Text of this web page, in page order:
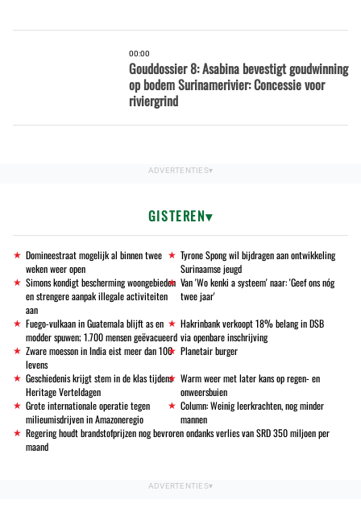
00:00
Gouddossier 8: Asabina bevestigt goudwinning
op bodem Surinamerivier: Concessie voor
riviergrind
GISTEREN
Domineestraat mogelijk al binnen twee
weken weer open
Tyrone Spong wil bijdragen aan ontwikkeling
Surinaamse jeugd
Simons kondigt bescherming woongebieden
en strengere aanpak illegale activiteiten
aan
Van 'Wo kenki a systeem' naar: 'Geef ons nóg
twee jaar'
Fuego-vulkaan in Guatemala blijft as en
modder spuwen; 1.700 mensen geëvacueerd
Hakrinbank verkoopt 18% belang in DSB
via openbare inschrijving
Zware moesson in India eist meer dan 100
levens
Planetair burger
Geschiedenis krijgt stem in de klas tijdens
Heritage Verteldagen
Warm weer met later kans op regen- en
onweersbuien
Grote internationale operatie tegen
milieumisdrijven in Amazoneregio
Column: Weinig leerkrachten, nog minder
mannen
Regering houdt brandstofprijzen nog bevroren ondanks verlies van SRD 350 miljoen per
maand